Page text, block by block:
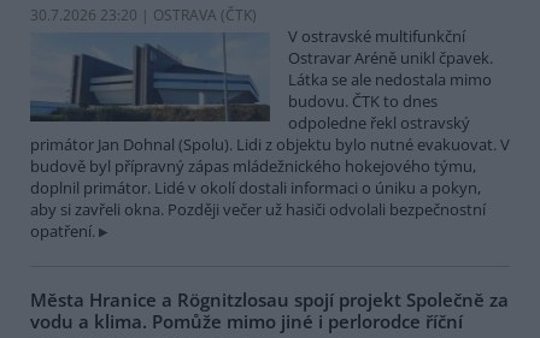
30.7.2026 23:20 | OSTRAVA (ČTK)
V ostravské multifunkční
Ostravar Aréně unikl čpavek.
Látka se ale nedostala mimo
budovu. ČTK to dnes
odpoledne řekl ostravský
primátor Jan Dohnal (Spolu). Lidi z objektu bylo nutné evakuovat. V
budově byl přípravný zápas mládežnického hokejového týmu,
doplnil primátor. Lidé v okolí dostali informaci o úniku a pokyn,
aby si zavřeli okna. Později večer už hasiči odvolali bezpečnostní
opatření.
Města Hranice a Rögnitzlosau spojí projekt Společně za
vodu a klima. Pomůže mimo jiné i perlorodce říční